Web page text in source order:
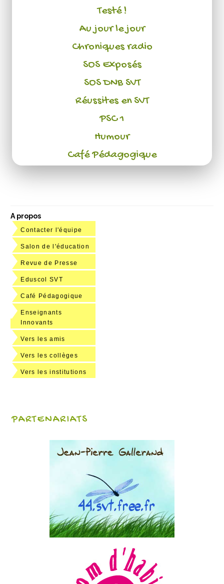
Testé !
Au jour le jour
Chroniques radio
SOS Exposés
SOS DNB SVT
Réussites en SVT
PSC 1
Humour
Café Pédagogique
A propos
Contacter l'équipe
Salon de l'éducation
Revue de Presse
Eduscol SVT
Café Pédagogique
Enseignants
Innovants
Vers les amis
Vers les collèges
Vers les institutions
PARTENARIATS